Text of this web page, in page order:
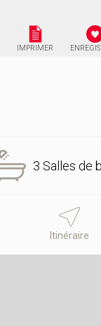
IMPRIMER
3 Salles de
Itinéraire